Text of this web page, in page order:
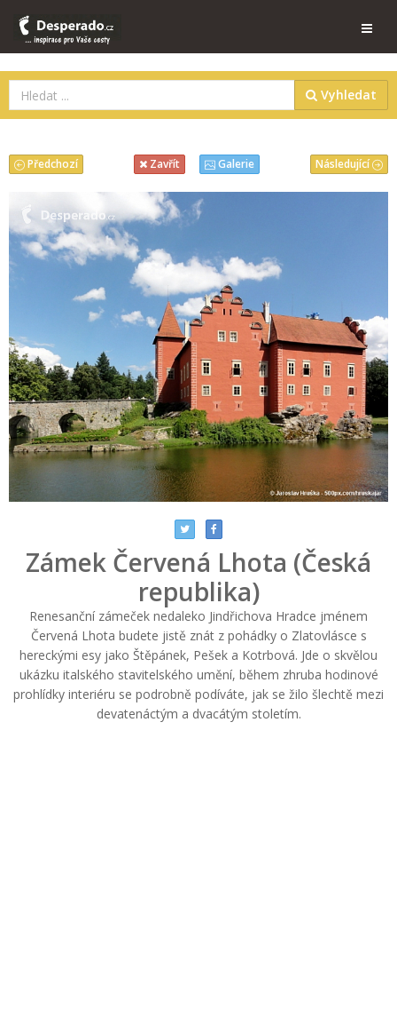
Vyhledat
Následující
Předchozí Zavřít Galerie
Zámek Červená Lhota (Česká
republika)
Renesanční zámeček nedaleko Jindřichova Hradce jménem
Červená Lhota budete jistě znát z pohádky o Zlatovlásce s
hereckými esy jako Štěpánek, Pešek a Kotrbová. Jde o skvělou
ukázku italského stavitelského umění, během zhruba hodinové
prohlídky interiéru se podrobně podíváte, jak se žilo šlechtě mezi
devatenáctým a dvacátým stoletím.